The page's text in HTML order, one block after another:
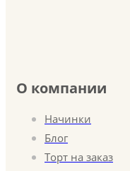
О компании
Начинки
Блог
Торт на заказ